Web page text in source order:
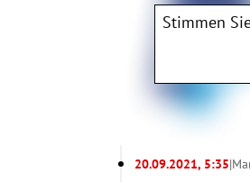
Stimmen
20.09.2021, 5:35|